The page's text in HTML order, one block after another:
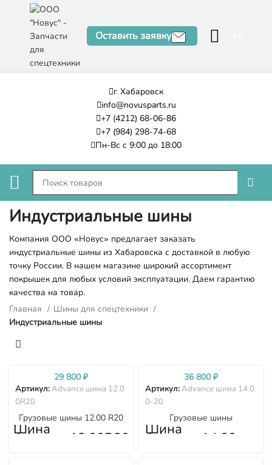
Оставить заявку
г. Хабаровск
info@novusparts.ru
+7 (4212) 68-06-86
+7 (984) 298-74-68
Пн-Вс с 9:00 до 18:00
Индустриальные шины
Компания ООО «Новус» предлагает заказать
индустриальные шины из Хабаровска с доставкой в любую
точку России. В нашем магазине широкий ассортимент
покрышек для любых условий эксплуатации. Даем гарантию
качества на товар.
Главная
Шины для спецтехники
Индустриальные шины
Шина
Advance 12.00R20
Грузовые шины 12.00 R20
Артикул:Advance шина 12.0
0R20
29 800₽
Шина
Advance 14.00-
Грузовые шины
Артикул:Advance шина 14.0
0-20
36 800₽